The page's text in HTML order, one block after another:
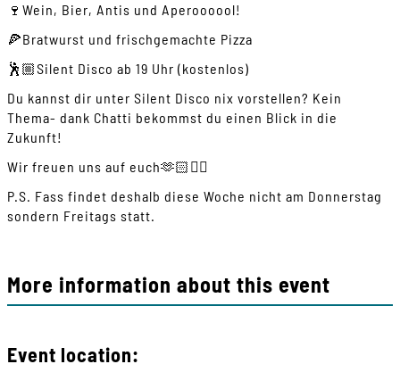
🍷Wein, Bier, Antis und Aperoooool!
🍕Bratwurst und frischgemachte Pizza
🕺🏼Silent Disco ab 19 Uhr (kostenlos)
Du kannst dir unter Silent Disco nix vorstellen? Kein
Thema- dank Chatti bekommst du einen Blick in die
Zukunft!
Wir freuen uns auf euch🫶🏻🙂‍↔️
P.S. Fass findet deshalb diese Woche nicht am Donnerstag
sondern Freitags statt.
More information about this event
Event location: